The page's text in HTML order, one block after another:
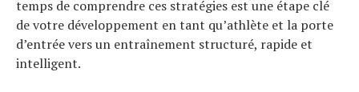
temps de comprendre ces stratégies est une étape clé
de votre développement en tant qu’athlète et la porte
d’entrée vers un entraînement structuré, rapide et
intelligent.